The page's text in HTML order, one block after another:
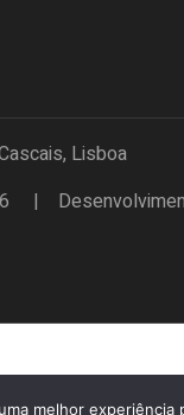
Lisboa
|
melhor